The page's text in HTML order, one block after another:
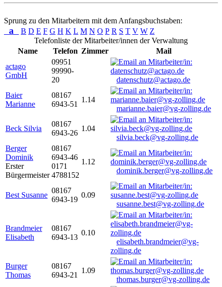
Sprung zu den Mitarbeitern mit dem Anfangsbuchstaben:
a B D E F G H K L M N O P R S T V W Z
Telefonliste der Mitarbeiter/innen der Verwaltung
Name
Telefon Zimmer
Mail
actago
GmbH
09951
99990-
20
datenschutz@actago.de
Baier
Marianne
08167
6943-51
1.14
marianne.baier@vg-zolling.de
Beck Silvia
08167
6943-26
1.04
silvia.beck@vg-zolling.de
Berger
Dominik
Erster
Bürgermeister
08167
6943-46
0171
4788152
1.12
dominik.berger@vg-zolling.de
Best Susanne
08167
6943-19
0.09
susanne.best@vg-zolling.de
Brandmeier
Elisabeth
08167
6943-13
0.10
elisabeth.brandmeier@vg-
zolling.de
Burger
Thomas
08167
6943-21
1.09
thomas.burger@vg-zolling.de